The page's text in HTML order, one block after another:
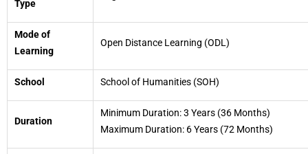
Type
Mode of
Learning
Open Distance Learning (ODL)
School School of Humanities (SOH)
Duration
Minimum Duration: 3 Years (36 Months)
Maximum Duration: 6 Years (72 Months)